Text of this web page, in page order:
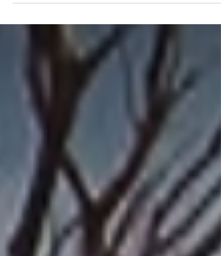
outubro, com participações do ISA e do
Redário, movimentam o centro da capital
paulista Muvuca de sementes sendo
preparada. A técnica consiste em misturar
diversas sementes nativas e lançá-las juntas
solo, promovendo a restauração ecológica 📷
Tui Anandi/ISA ISA - Direto da redação
23/10/2025 Essa iniciativa dialoga com a mesa
"Florestas como Biblioteca", que acontece no
dia seguinte (26/10) a partir das 13 horas,
também em parce